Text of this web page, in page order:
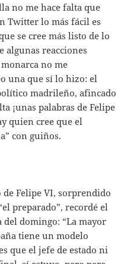
no me hace falta que
Twitter lo más fácil es
se cree más listo de lo
algunas reacciones
no me
una que sí lo hizo: el
madrileño, afincado
¡unas palabras de Felipe
quien cree que el
con guiños.
Felipe VI, sorprendido
preparado”, recordé el
domingo: “La mayor
tiene un modelo
que el jefe de estado ni